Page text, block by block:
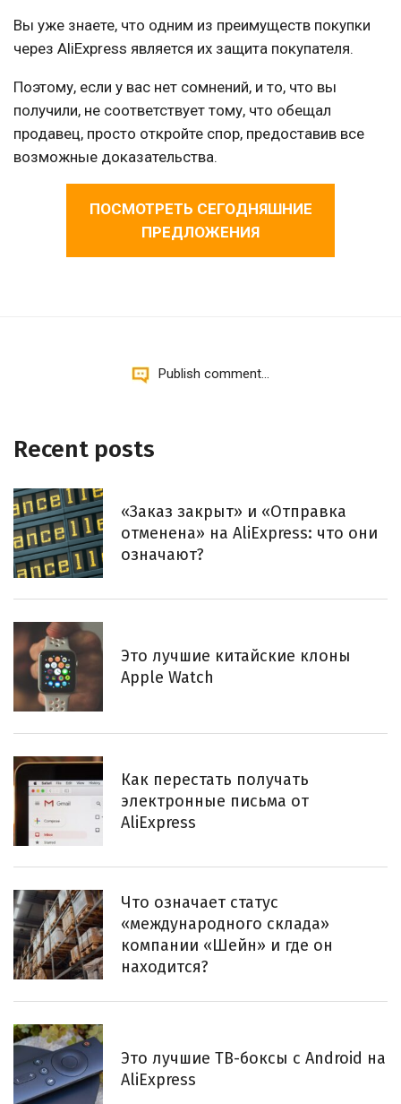
Вы уже знаете, что одним из преимуществ покупки
через AliExpress является их защита покупателя.
Поэтому, если у вас нет сомнений, и то, что вы
получили, не соответствует тому, что обещал
продавец, просто откройте спор, предоставив все
возможные доказательства.
ПОСМОТРЕТЬ СЕГОДНЯШНИЕ
ПРЕДЛОЖЕНИЯ
Publish comment...
Recent posts
«Заказ закрыт» и «Отправка
отменена» на AliExpress: что они
означают?
Это лучшие китайские клоны
Apple Watch
Как перестать получать
электронные письма от
AliExpress
Что означает статус
«международного склада»
компании «Шейн» и где он
находится?
Это лучшие ТВ-боксы с Android на
AliExpress